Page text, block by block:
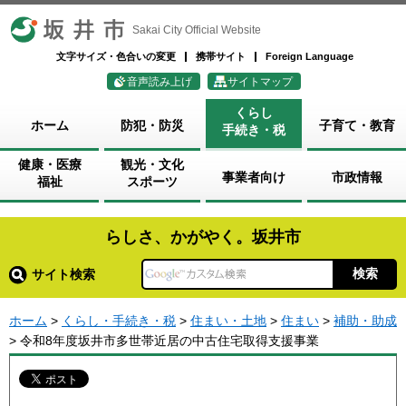
坂井市 Sakai City Official Website
文字サイズ・色合いの変更 携帯サイト Foreign Language
音声読み上げ サイトマップ
ホーム 防犯・防災
くらし
手続き・税
子育て・教育
健康・医療
福祉
観光・文化
スポーツ
事業者向け 市政情報
らしさ、かがやく。坂井市
サイト検索
ホーム > くらし・手続き・税 > 住まい・土地 > 住まい > 補助・助成
> 令和8年度坂井市多世帯近居の中古住宅取得支援事業